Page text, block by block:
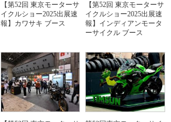
【第52回 東京モーターサ
イクルショー2025出展速
報】カワサキ ブース
【第52回 東京モーターサ
イクルショー2025出展速
報】インディアンモータ
ーサイクル ブース